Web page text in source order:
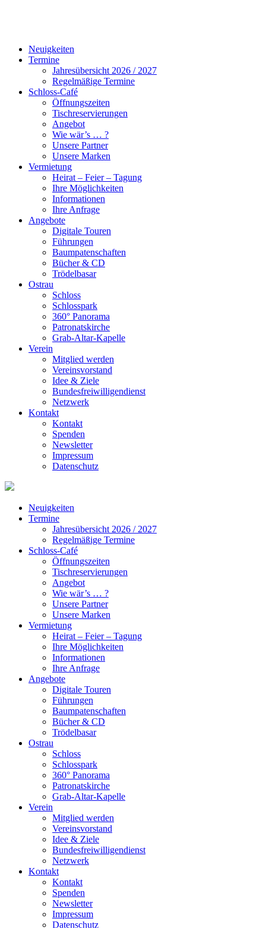
Neuigkeiten
Termine
Jahresübersicht 2026 / 2027
Regelmäßige Termine
Schloss-Café
Öffnungszeiten
Tischreservierungen
Angebot
Wie wär’s … ?
Unsere Partner
Unsere Marken
Vermietung
Heirat – Feier – Tagung
Ihre Möglichkeiten
Informationen
Ihre Anfrage
Angebote
Digitale Touren
Führungen
Baumpatenschaften
Bücher & CD
Trödelbasar
Ostrau
Schloss
Schlosspark
360° Panorama
Patronatskirche
Grab-Altar-Kapelle
Verein
Mitglied werden
Vereinsvorstand
Idee & Ziele
Bundesfreiwilligendienst
Netzwerk
Kontakt
Kontakt
Spenden
Newsletter
Impressum
Datenschutz
Neuigkeiten
Termine
Jahresübersicht 2026 / 2027
Regelmäßige Termine
Schloss-Café
Öffnungszeiten
Tischreservierungen
Angebot
Wie wär’s … ?
Unsere Partner
Unsere Marken
Vermietung
Heirat – Feier – Tagung
Ihre Möglichkeiten
Informationen
Ihre Anfrage
Angebote
Digitale Touren
Führungen
Baumpatenschaften
Bücher & CD
Trödelbasar
Ostrau
Schloss
Schlosspark
360° Panorama
Patronatskirche
Grab-Altar-Kapelle
Verein
Mitglied werden
Vereinsvorstand
Idee & Ziele
Bundesfreiwilligendienst
Netzwerk
Kontakt
Kontakt
Spenden
Newsletter
Impressum
Datenschutz